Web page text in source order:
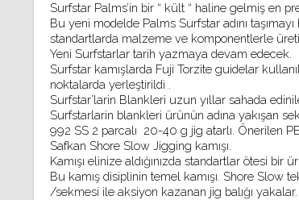
Surfstar Palms’in bir “ kült “ haline gelmiş en
Bu yeni modelde Palms Surfstar adını
standartlarda malzeme ve komponentlerle
Yeni Surfstarlar tarih yazmaya devam edecek.
Surfstar kamışlarda Fuji Torzite guidelar
noktalarda yerleştirildi .
Surfstar’larin Blankleri uzun yıllar sahada
Surfstarlarin blankleri ürünün adına yakışan
992 SS 2 parcalı  20-40 g jig atarlı. Önerilen
Safkan Shore Slow Jigging kamışı.
Kamışı elinize aldığınızda standartlar ötesi bir
Bu kamış disiplinin temel kamışı. Shore Slow
/sekmesi ile aksiyon kazanan jig balığı yakalar.